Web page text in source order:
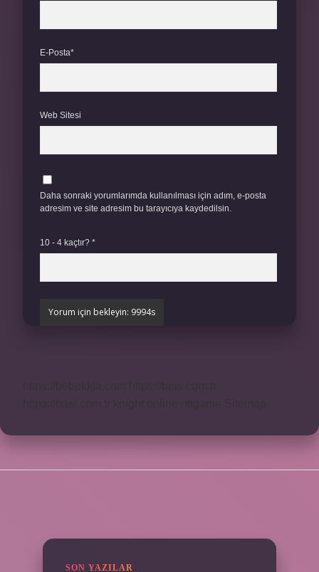
E-Posta*
Web Sitesi
Daha sonraki yorumlarımda kullanılması için adım, e-posta
adresim ve site adresim bu tarayıcıya kaydedilsin.
10 - 4 kaçtır? *
SON YAZILAR